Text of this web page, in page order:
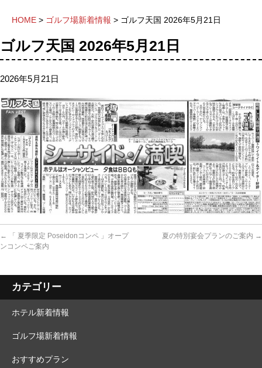
HOME > ゴルフ場新着情報 > ゴルフ天国 2026年5月21日
ゴルフ天国 2026年5月21日
2026年5月21日
←
「 夏季限定 Poseidonコンペ 」オープ
ンコンペご案内
夏の特別宴会プランのご案内 →
カテゴリー
ホテル新着情報
ゴルフ場新着情報
おすすめプラン